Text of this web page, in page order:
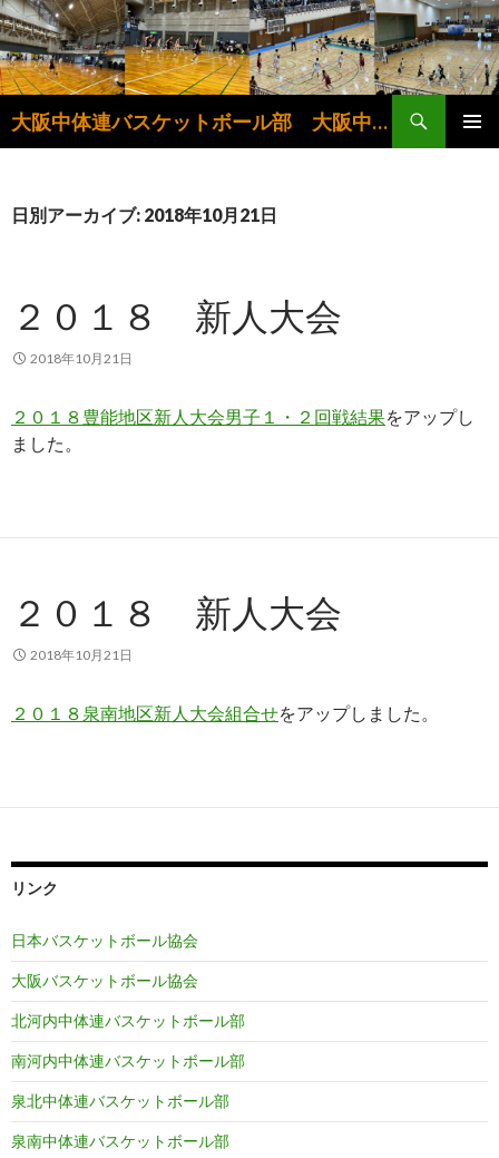
大阪中体連バスケットボール部 大阪中学生バスケットボール連盟
検
索
ン
キ
ッ
プ
日別アーカイブ: 2018年10月21日
２０１８ 新人大会
2018年10月21日
２０１８豊能地区新人大会男子１・２回戦結果をアップし
ました。
２０１８ 新人大会
2018年10月21日
２０１８泉南地区新人大会組合せをアップしました。
リンク
日本バスケットボール協会
大阪バスケットボール協会
北河内中体連バスケットボール部
南河内中体連バスケットボール部
泉北中体連バスケットボール部
泉南中体連バスケットボール部